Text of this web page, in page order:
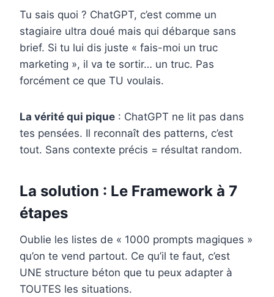
Tu sais quoi ? ChatGPT, c’est comme un
stagiaire ultra doué mais qui débarque sans
brief. Si tu lui dis juste « fais-moi un truc
marketing », il va te sortir… un truc. Pas
forcément ce que TU voulais.
La vérité qui pique : ChatGPT ne lit pas dans
tes pensées. Il reconnaît des patterns, c’est
tout. Sans contexte précis = résultat random.
La solution : Le Framework à 7
étapes
Oublie les listes de « 1000 prompts magiques »
qu’on te vend partout. Ce qu’il te faut, c’est
UNE structure béton que tu peux adapter à
TOUTES les situations.